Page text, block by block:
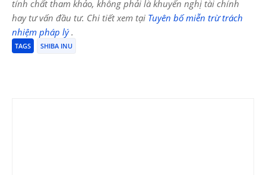
tính chất tham khảo, không phải là khuyến nghị tài chính
hay tư vấn đầu tư. Chi tiết xem tại Tuyên bố miễn trừ trách
nhiệm pháp lý.
TAGS SHIBA INU